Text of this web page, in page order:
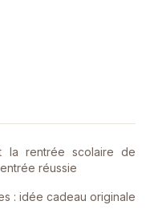
la rentrée scolaire de
réussie
: idée cadeau originale